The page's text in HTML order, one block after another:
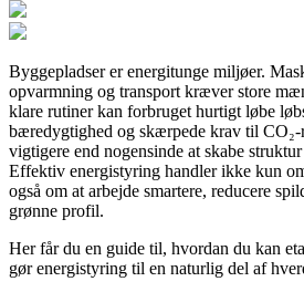
Byggepladser er energitunge miljøer.
opvarmning og transport kræver store
klare rutiner kan forbruget hurtigt løbe
bæredygtighed og skærpede krav til
vigtigere end nogensinde at skabe
Effektiv energistyring handler ikke kun
også om at arbejde smartere, reducere
grønne profil.
Her får du en guide til, hvordan du kan
gør energistyring til en naturlig del af